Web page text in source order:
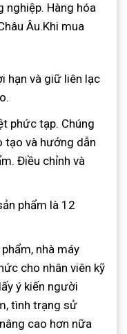
nghiệp. Hàng hóa
Âu.Khi mua
hạn và giữ liên lạc
phức tạp. Chúng
tạo và hướng dẫn
Điều chỉnh và
phẩm là 12
nhà máy
cho nhân viên kỹ
ý kiến ​​người
tình trạng sử
cao hơn nữa